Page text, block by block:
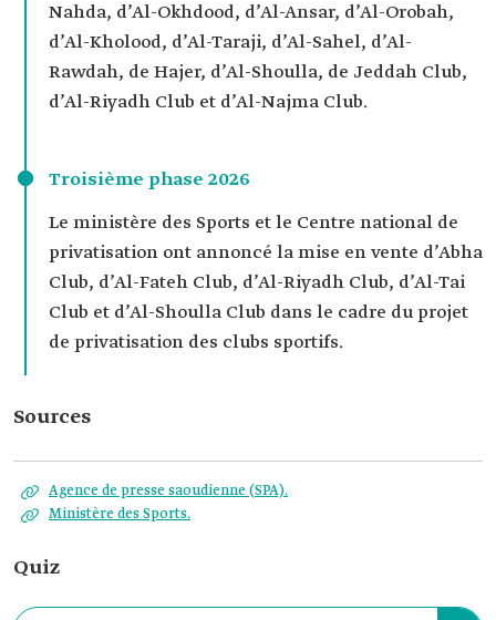
Nahda, d’Al-Okhdood, d’Al-Ansar, d’Al-Orobah,
d’Al-Kholood, d’Al-Taraji, d’Al-Sahel, d’Al-
Rawdah, de Hajer, d’Al-Shoulla, de Jeddah Club,
d’Al-Riyadh Club et d’Al-Najma Club.
Troisième phase 2026
Le ministère des Sports et le Centre national de
privatisation ont annoncé la mise en vente d’Abha
Club, d’Al-Fateh Club, d’Al-Riyadh Club, d’Al-Tai
Club et d’Al-Shoulla Club dans le cadre du projet
de privatisation des clubs sportifs.
Sources
Agence de presse saoudienne (SPA).
Ministère des Sports.
Quiz